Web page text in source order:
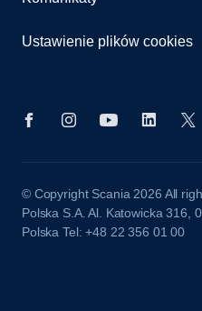
Ustawienie plików cookies
© Copyright Scania 2026 All
Polska S.A. Al. Katowicka 316,
Polska Tel: +48 22 356 01 00